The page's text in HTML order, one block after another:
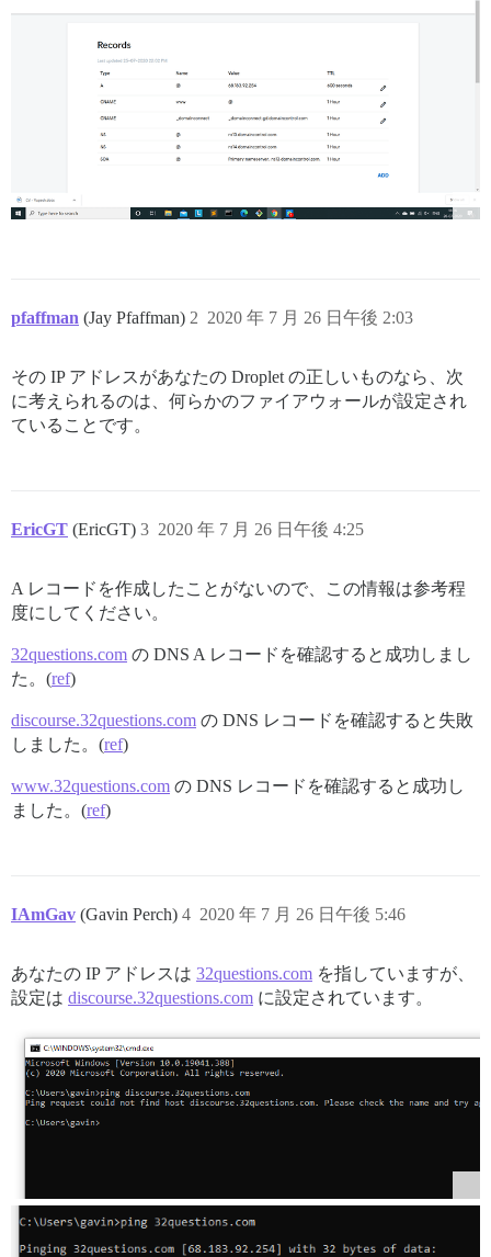
pfaffman (Jay Pfaffman) 2020 年 7 月 26 日午後 2:03
2
その IP アドレスがあなたの Droplet の正しいものなら、次
に考えられるのは、何らかのファイアウォールが設定され
ていることです。
EricGT (EricGT) 2020 年 7 月 26 日午後 4:25
3
A レコードを作成したことがないので、この情報は参考程
度にしてください。
32questions.com の DNS A レコードを確認すると成功しまし
た。(ref)
discourse.32questions.com の DNS レコードを確認すると失敗
しました。(ref)
www.32questions.com の DNS レコードを確認すると成功し
ました。(ref)
IAmGav (Gavin Perch) 2020 年 7 月 26 日午後 5:46
4
あなたの IP アドレスは 32questions.com を指していますが、
設定は discourse.32questions.com に設定されています。